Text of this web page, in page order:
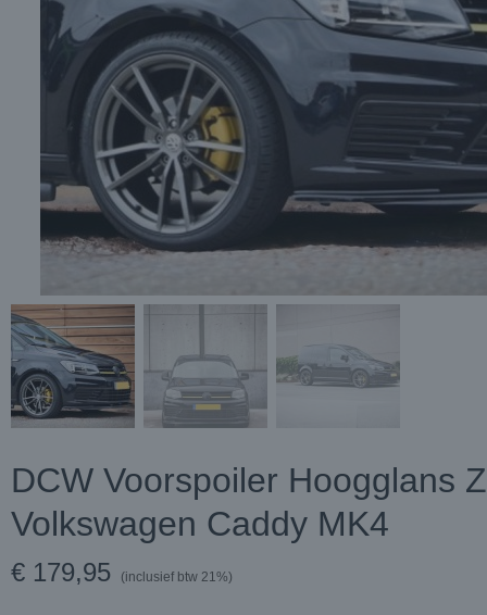
DCW Voorspoiler Hoogglans
Volkswagen Caddy MK4
€ 179,95 (inclusief btw 21%)